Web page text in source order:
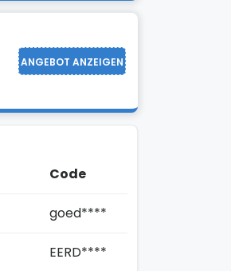
ANGEBOT ANZEIGEN
Code
goed****
EERD****